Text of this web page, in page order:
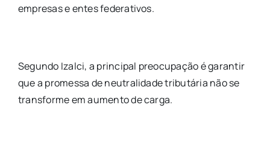
empresas e entes federativos.
Segundo Izalci, a principal preocupação é garantir
que a promessa de neutralidade tributária não se
transforme em aumento de carga.